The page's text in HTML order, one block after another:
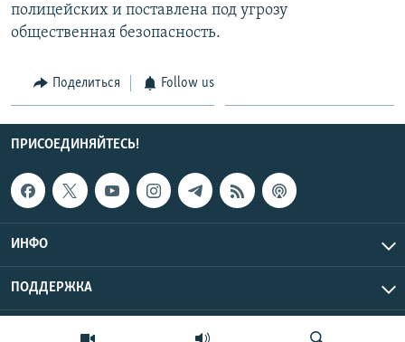
полицейских и поставлена под угрозу
общественная безопасность.
Поделиться Follow us
ПРИСОЕДИНЯЙТЕСЬ!
ИНФО
ПОДДЕРЖКА
Эхо Кавказа © 2026 RFE/RL, Inc. | Все права защищены.